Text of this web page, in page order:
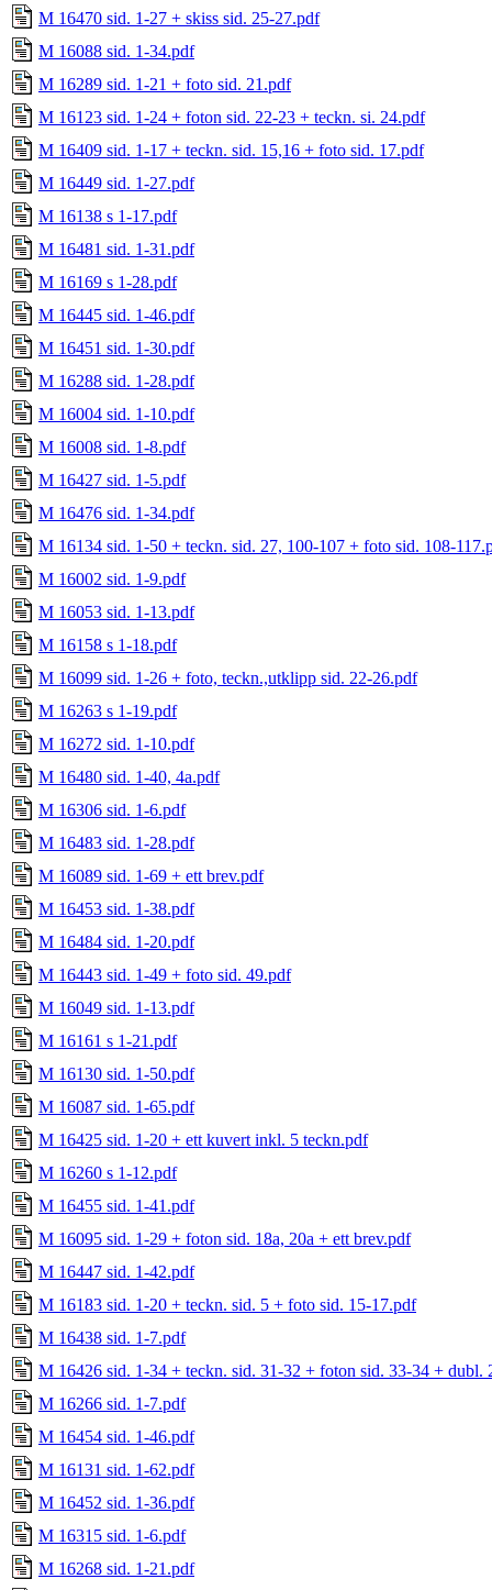
M 16470 sid. 1-27 + skiss sid. 25-27.pdf
M 16088 sid. 1-34.pdf
M 16289 sid. 1-21 + foto sid. 21.pdf
M 16123 sid. 1-24 + foton sid. 22-23 + teckn. si. 24.pdf
M 16409 sid. 1-17 + teckn. sid. 15,16 + foto sid. 17.pdf
M 16449 sid. 1-27.pdf
M 16138 s 1-17.pdf
M 16481 sid. 1-31.pdf
M 16169 s 1-28.pdf
M 16445 sid. 1-46.pdf
M 16451 sid. 1-30.pdf
M 16288 sid. 1-28.pdf
M 16004 sid. 1-10.pdf
M 16008 sid. 1-8.pdf
M 16427 sid. 1-5.pdf
M 16476 sid. 1-34.pdf
M 16134 sid. 1-50 + teckn. sid. 27, 100-107 + foto sid. 108-
M 16002 sid. 1-9.pdf
M 16053 sid. 1-13.pdf
M 16158 s 1-18.pdf
M 16099 sid. 1-26 + foto, teckn.,utklipp sid. 22-26.pdf
M 16263 s 1-19.pdf
M 16272 sid. 1-10.pdf
M 16480 sid. 1-40, 4a.pdf
M 16306 sid. 1-6.pdf
M 16483 sid. 1-28.pdf
M 16089 sid. 1-69 + ett brev.pdf
M 16453 sid. 1-38.pdf
M 16484 sid. 1-20.pdf
M 16443 sid. 1-49 + foto sid. 49.pdf
M 16049 sid. 1-13.pdf
M 16161 s 1-21.pdf
M 16130 sid. 1-50.pdf
M 16087 sid. 1-65.pdf
M 16425 sid. 1-20 + ett kuvert inkl. 5 teckn.pdf
M 16260 s 1-12.pdf
M 16455 sid. 1-41.pdf
M 16095 sid. 1-29 + foton sid. 18a, 20a + ett brev.pdf
M 16447 sid. 1-42.pdf
M 16183 sid. 1-20 + teckn. sid. 5 + foto sid. 15-17.pdf
M 16438 sid. 1-7.pdf
M 16426 sid. 1-34 + teckn. sid. 31-32 + foton sid. 33-34 + dubl.
M 16266 sid. 1-7.pdf
M 16454 sid. 1-46.pdf
M 16131 sid. 1-62.pdf
M 16452 sid. 1-36.pdf
M 16315 sid. 1-6.pdf
M 16268 sid. 1-21.pdf